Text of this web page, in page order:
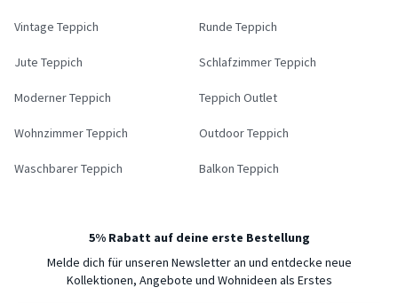
Vintage Teppich Runde Teppich
Jute Teppich Schlafzimmer Teppich
Moderner Teppich Teppich Outlet
Wohnzimmer Teppich Outdoor Teppich
Waschbarer Teppich Balkon Teppich
5% Rabatt auf deine erste Bestellung
Melde dich für unseren Newsletter an und entdecke neue
Kollektionen, Angebote und Wohnideen als Erstes